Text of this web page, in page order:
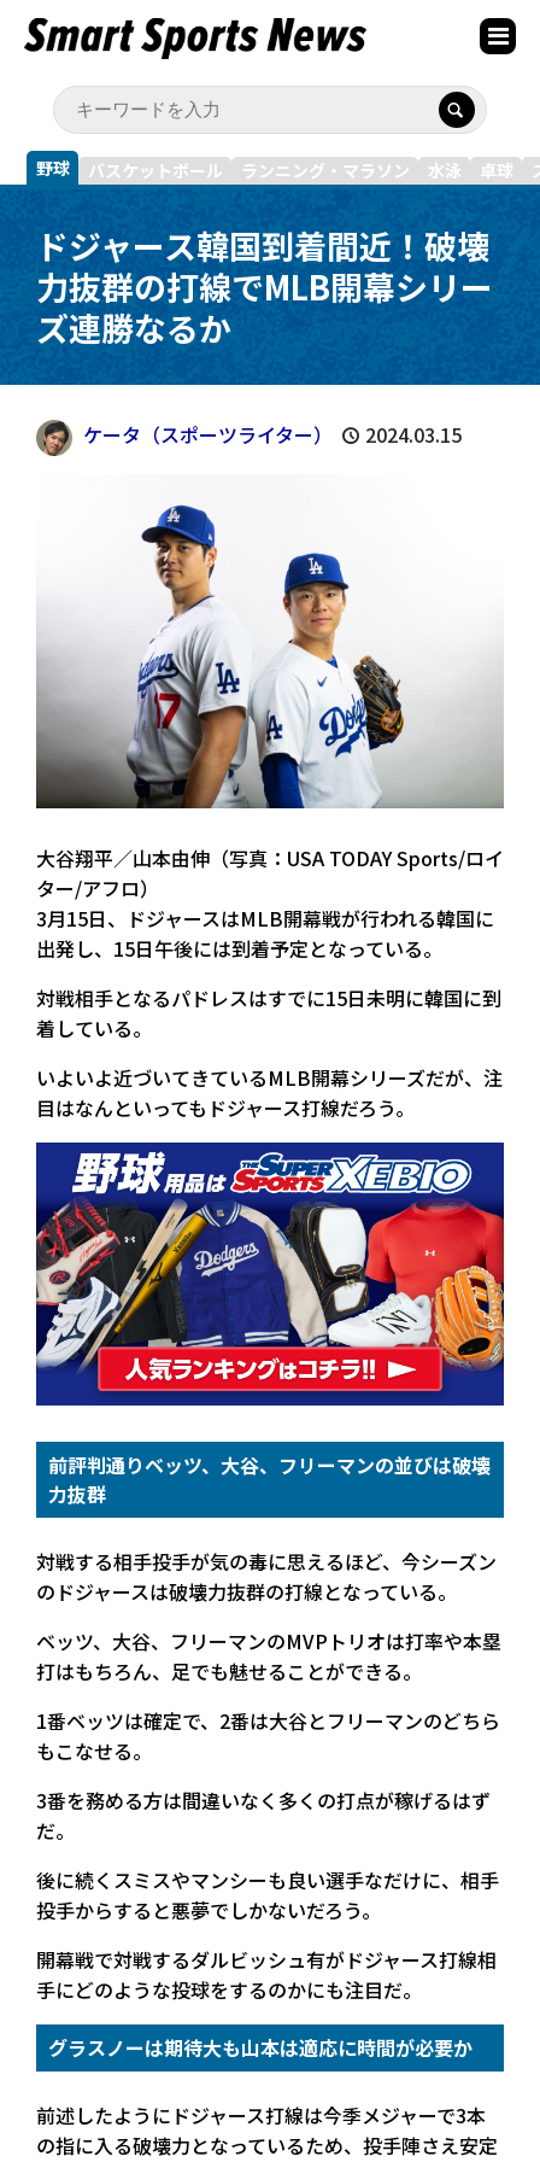
野球 バスケットボール ランニング・マラソン 水泳 卓球
ドジャース韓国到着間近！破壊
力抜群の打線でMLB開幕シリー
ズ連勝なるか
ケータ（スポーツライター） 2024.03.15
大谷翔平／山本由伸（写真：USA TODAY Sports/ロイ
ター/アフロ）
3月15日、ドジャースはMLB開幕戦が行われる韓国に
出発し、15日午後には到着予定となっている。
対戦相手となるパドレスはすでに15日未明に韓国に到
着している。
いよいよ近づいてきているMLB開幕シリーズだが、注
目はなんといってもドジャース打線だろう。
前評判通りベッツ、大谷、フリーマンの並びは破壊
力抜群
対戦する相手投手が気の毒に思えるほど、今シーズン
のドジャースは破壊力抜群の打線となっている。
ベッツ、大谷、フリーマンのMVPトリオは打率や本塁
打はもちろん、足でも魅せることができる。
1番ベッツは確定で、2番は大谷とフリーマンのどちら
もこなせる。
3番を務める方は間違いなく多くの打点が稼げるはず
だ。
後に続くスミスやマンシーも良い選手なだけに、相手
投手からすると悪夢でしかないだろう。
開幕戦で対戦するダルビッシュ有がドジャース打線相
手にどのような投球をするのかにも注目だ。
グラスノーは期待大も山本は適応に時間が必要か
前述したようにドジャース打線は今季メジャーで3本
の指に入る破壊力となっているため、投手陣さえ安定